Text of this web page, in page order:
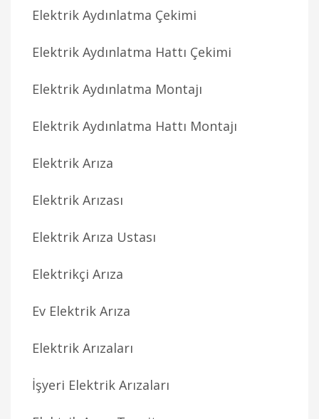
Elektrik Aydınlatma Çekimi
Elektrik Aydınlatma Hattı Çekimi
Elektrik Aydınlatma Montajı
Elektrik Aydınlatma Hattı Montajı
Elektrik Arıza
Elektrik Arızası
Elektrik Arıza Ustası
Elektrikçi Arıza
Ev Elektrik Arıza
Elektrik Arızaları
İşyeri Elektrik Arızaları